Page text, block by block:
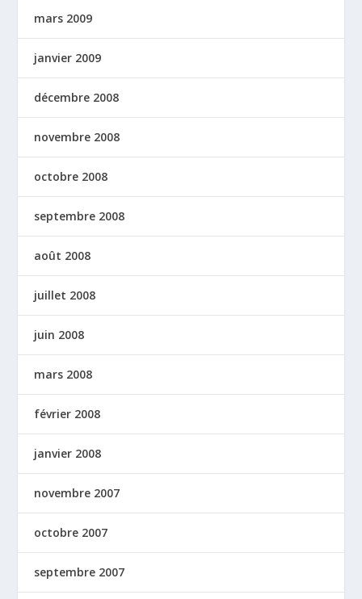
mars 2009
janvier 2009
décembre 2008
novembre 2008
octobre 2008
septembre 2008
août 2008
juillet 2008
juin 2008
mars 2008
février 2008
janvier 2008
novembre 2007
octobre 2007
septembre 2007